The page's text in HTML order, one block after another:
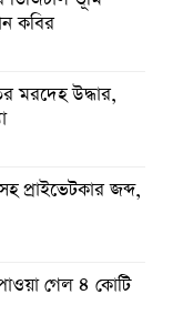
কবির
মরদেহ উদ্ধার,
প্রাইভেটকার জব্দ,
পাওয়া গেল ৪ কোটি